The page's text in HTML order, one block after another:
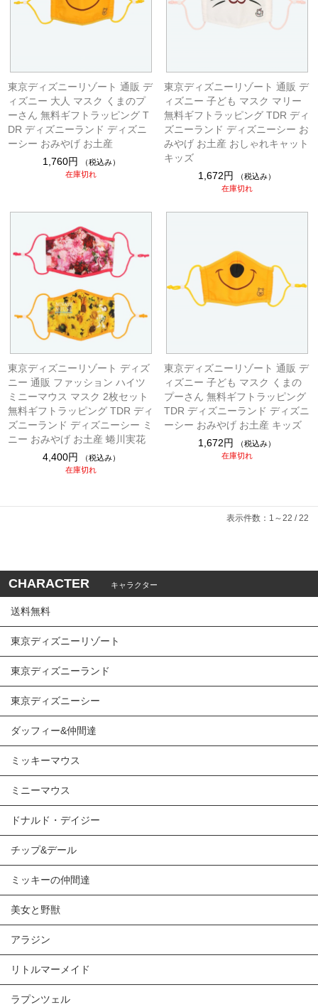
東京ディズニーリゾート 通販 デ
ィズニー 大人 マスク くまのプ
ーさん 無料ギフトラッピング T
DR ディズニーランド ディズニ
ーシー おみやげ お土産
1,760円
（税込み）
在庫切れ
東京ディズニーリゾート 通販 デ
ィズニー 子ども マスク マリー
無料ギフトラッピング TDR ディ
ズニーランド ディズニーシー お
みやげ お土産 おしゃれキャット
キッズ
1,672円
（税込み）
在庫切れ
東京ディズニーリゾート ディズ
ニー 通販 ファッション ハイツ
ミニーマウス マスク 2枚セット
無料ギフトラッピング TDR ディ
ズニーランド ディズニーシー ミ
ニー おみやげ お土産 蜷川実花
4,400円
（税込み）
在庫切れ
東京ディズニーリゾート 通販 デ
ィズニー 子ども マスク くまの
プーさん 無料ギフトラッピング
TDR ディズニーランド ディズニ
ーシー おみやげ お土産 キッズ
1,672円
（税込み）
在庫切れ
表示件数：1～22 / 22
CHARACTER キャラクター
送料無料
東京ディズニーリゾート
東京ディズニーランド
東京ディズニーシー
ダッフィー&仲間達
ミッキーマウス
ミニーマウス
ドナルド・デイジー
チップ&デール
ミッキーの仲間達
美女と野獣
アラジン
リトルマーメイド
ラプンツェル